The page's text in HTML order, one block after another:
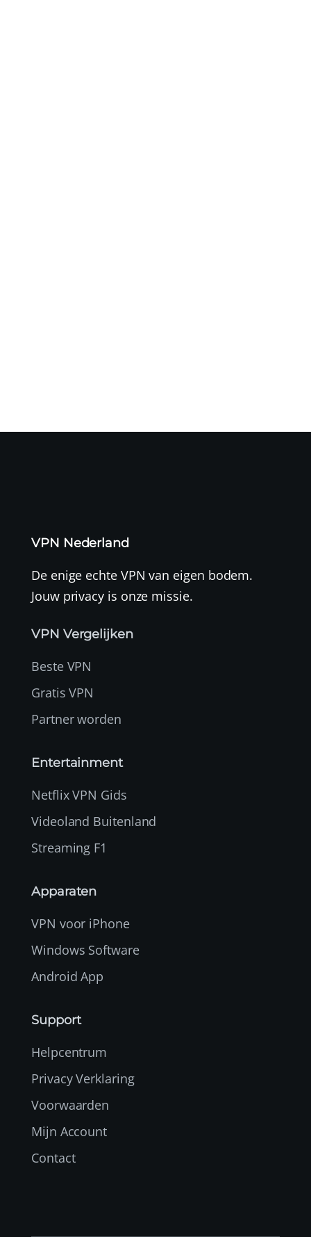
VPN Nederland
De enige echte VPN van eigen bodem.
Jouw privacy is onze missie.
VPN Vergelijken
Beste VPN
Gratis VPN
Partner worden
Entertainment
Netflix VPN Gids
Videoland Buitenland
Streaming F1
Apparaten
VPN voor iPhone
Windows Software
Android App
Support
Helpcentrum
Privacy Verklaring
Voorwaarden
Mijn Account
Contact